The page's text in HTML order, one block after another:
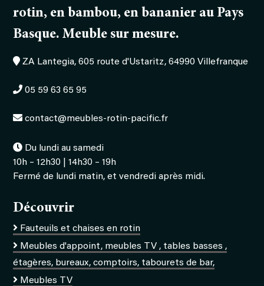
rotin, en bambou, en bananier au Pays
Basque. Meuble sur mesure.
ZA Lantegia, 605 route d'Ustaritz, 64990 Villefranque
05 59 63 65 95
contact@meubles-rotin-pacific.fr
Du lundi au samedi
10h – 12h30 | 14h30 – 19h
Fermé de lundi matin, et vendredi après midi.
Découvrir
Fauteuils et chaises en rotin
Meubles d'appoint, meubles TV , tables basses ,
étagères, bureaux, comptoirs, tabourets de bar,
Meubles TV